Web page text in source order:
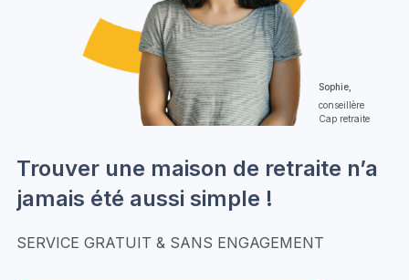
Sophie,
conseillère
Cap retraite
Trouver une maison de retraite n’a
jamais été aussi simple !
SERVICE GRATUIT & SANS ENGAGEMENT